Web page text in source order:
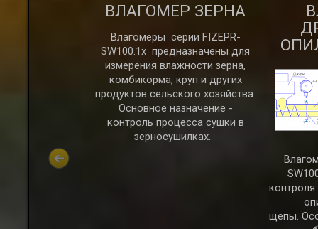
SW100.11.х
измерения
ВЛАГОМЕР ЗЕРНА
Влагомеры серии FIZEPR-
SW100.1х предназначены для
измерения влажности зерна,
комбикорма, круп и других
продуктов сельского хозяйства.
Основное назначение -
контроль процесса сушки в
зерносушилках.
щепы.